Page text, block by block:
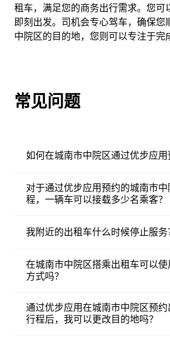
租车，满足您的商务出行需求。您可
即刻出发。司机会专心驾车，确保您
中院区的目的地，您则可以专注于完
常见问题
如何在城南市中院区通过优步应用
对于通过优步应用预约的城南市
程，一辆车可以接载多少名乘客？
我附近的出租车什么时候停止服务
在城南市中院区搭乘出租车可以
方式吗？
通过优步应用在城南市中院区预
行程后，我可以更改目的地吗？